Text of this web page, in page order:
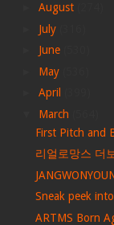
August
July
June
May
April
March
First Pitch and
리얼로망스 더
Sneak peek
ARTMS Born